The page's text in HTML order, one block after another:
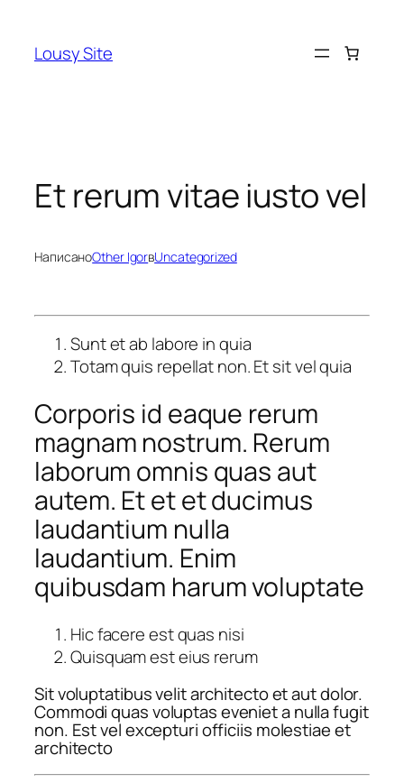
содержимому
Lousy Site
Et rerum vitae iusto vel
НаписаноOther IgorвUncategorized
Sunt et ab labore in quia
Totam quis repellat non. Et sit vel quia
Corporis id eaque rerum
magnam nostrum. Rerum
laborum omnis quas aut
autem. Et et et ducimus
laudantium nulla
laudantium. Enim
quibusdam harum voluptate
Hic facere est quas nisi
Quisquam est eius rerum
Sit voluptatibus velit architecto et aut dolor.
Commodi quas voluptas eveniet a nulla fugit
non. Est vel excepturi officiis molestiae et
architecto